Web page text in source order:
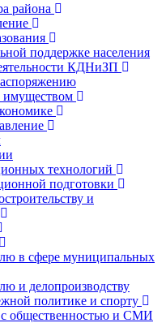
района
поддержке населения
КДНиЗП
технологий
подготовки
и
в сфере муниципальных
и делопроизводству
политике и спорту
с общественностью и СМИ